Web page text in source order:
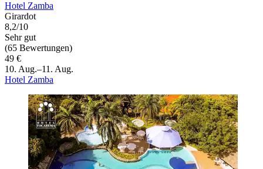
Hotel Zamba
Girardot
8,2/10
Sehr gut
(65 Bewertungen)
49 €
10. Aug.–11. Aug.
Hotel Zamba